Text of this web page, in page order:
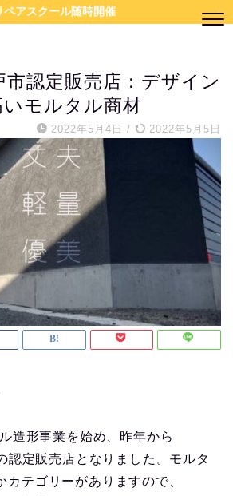
ペアスクール随時開催
市認定販売店：デザイン
いモルタル商材
2022年5月4日 / 2022年5月5日
造形事業を始め、昨年から
認定販売店となりました。モルタ
カテゴリーがありますので、